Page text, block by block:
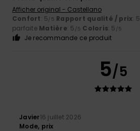
Afficher original - Castellano
Confort: 5/5 Rapport qualité / prix: 5
parfaite Matière: 5 /5 Coloris: 5 /5
Je recommande ce produit
5/5
Javier16 juillet 2026
Mode, prix